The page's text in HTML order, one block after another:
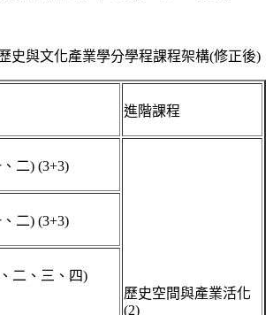
史與文化產業學分學程課程架構(修正後)
進階課程
二) (3+3)
歷史空間與產業活化
(2)
二) (3+3)
二、三、四)